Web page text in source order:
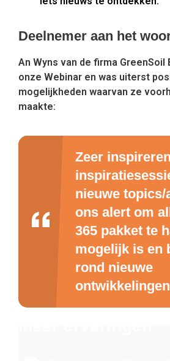
Deelnemer aan het
An Wyns van de firma GreenSoil
onze Webinar en was uiterst
mogelijkheden waarvan ze
maakte:
Zeer
nieuwe topics/
ons alert om
365 pakket te
mogelijk is en
rond nieuwe